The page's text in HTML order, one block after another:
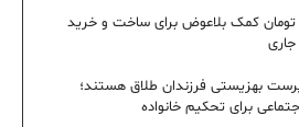
میلیارد تومان کمک بلاعوض برای ساخت و خرید
بهزیستی فرزندان طلاق هستند؛
برای تحکیم خانواده